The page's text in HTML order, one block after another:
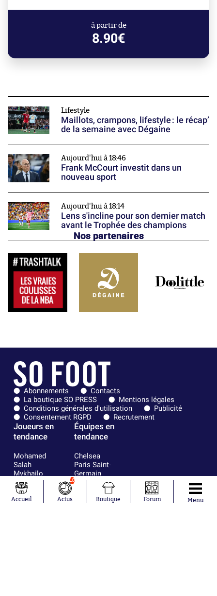
à partir de
8.90€
Lifestyle
Maillots, crampons, lifestyle : le récap’
de la semaine avec Dégaine
Aujourd'hui à 18:46
Frank McCourt investit dans un
nouveau sport
Aujourd'hui à 18:14
Lens s'incline pour son dernier match
avant le Trophée des champions
Nos partenaires
Abonnements
Contacts
La boutique SO PRESS
Mentions légales
Conditions générales d'utilisation
Publicité
Consentement RGPD
Recrutement
Joueurs en
tendance
Mohamed
Salah
Mykhailo
Mudryk
Neymar
Khalis Merah
Équipes en
tendance
Chelsea
Paris Saint-
Germain
Bordeaux
Olympique
lyonnais
Accueil
10
Actus Boutique Forum Menu